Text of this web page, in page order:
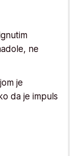
ne
je
da je impuls